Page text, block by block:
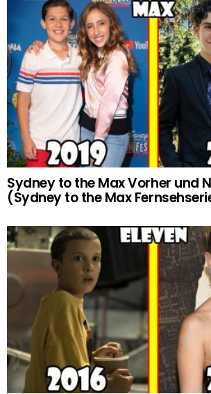
Sydney to the Max Vorher und
(Sydney to the Max